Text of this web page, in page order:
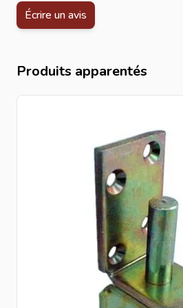
Écrire un avis
Produits apparentés